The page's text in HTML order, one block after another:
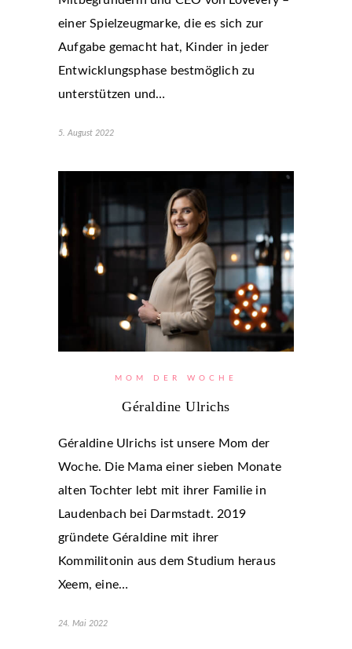
einer Spielzeugmarke, die es sich zur
Aufgabe gemacht hat, Kinder in jeder
Entwicklungsphase bestmöglich zu
unterstützen und…
5. August 2022
MOM DER WOCHE
Géraldine Ulrichs
Géraldine Ulrichs ist unsere Mom der
Woche. Die Mama einer sieben Monate
alten Tochter lebt mit ihrer Familie in
Laudenbach bei Darmstadt. 2019
gründete Géraldine mit ihrer
Kommilitonin aus dem Studium heraus
Xeem, eine…
24. Mai 2022